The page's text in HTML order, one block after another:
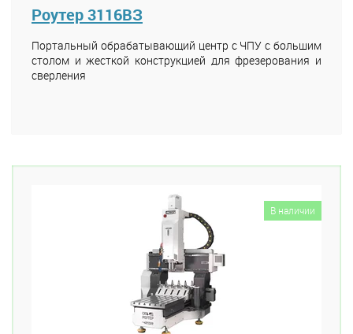
Роутер 3116ВЗ
Портальный обрабатывающий центр с ЧПУ с большим
столом и жесткой конструкцией для фрезерования и
сверления
В наличии